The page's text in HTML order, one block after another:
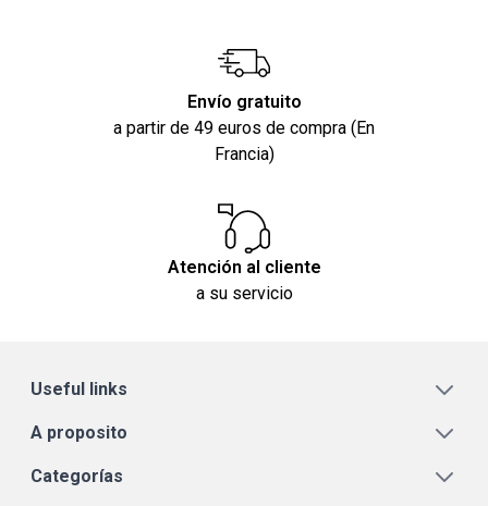
Envío gratuito
a partir de 49 euros de compra (En
Francia)
Atención al cliente
a su servicio
Useful links
A proposito
Categorías